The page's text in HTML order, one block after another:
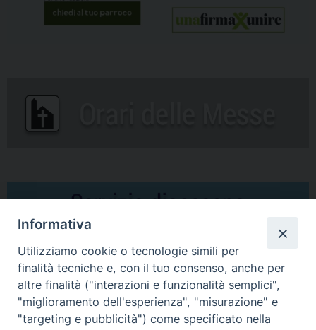
Comunicati Stampa
Il cordoglio dei Vescovi di Puglia per la morte di S.E.R. Mons. Agostino
Informativa
Utilizziamo cookie o tecnologie simili per
finalità tecniche e, con il tuo consenso, anche per
altre finalità ("interazioni e funzionalità semplici",
"miglioramento dell'esperienza", "misurazione" e
"targeting e pubblicità") come specificato nella